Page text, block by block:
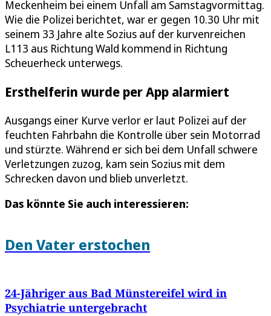
Meckenheim bei einem Unfall am Samstagvormittag.
Wie die Polizei berichtet, war er gegen 10.30 Uhr mit
seinem 33 Jahre alte Sozius auf der kurvenreichen
L113 aus Richtung Wald kommend in Richtung
Scheuerheck unterwegs.
Ersthelferin wurde per App alarmiert
Ausgangs einer Kurve verlor er laut Polizei auf der
feuchten Fahrbahn die Kontrolle über sein Motorrad
und stürzte. Während er sich bei dem Unfall schwere
Verletzungen zuzog, kam sein Sozius mit dem
Schrecken davon und blieb unverletzt.
Das könnte Sie auch interessieren:
Den Vater erstochen
24-Jähriger aus Bad Münstereifel wird in
Psychiatrie untergebracht